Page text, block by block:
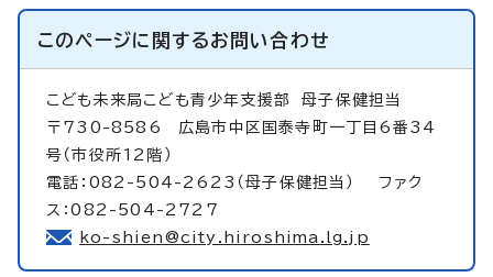
このページに関するお問い合わせ
こども未来局こども青少年支援部母子保健担当
〒730-8586 広島市中区国泰寺町一丁目6番34
号（市役所12階）
電話：082-504-2623（母子保健担当） ファク
ス：082-504-2727
ko-shien@city.hiroshima.lg.jp